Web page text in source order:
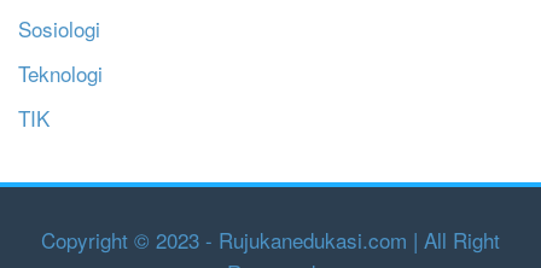
Sosiologi
Teknologi
TIK
Copyright © 2023 - Rujukanedukasi.com | All Right